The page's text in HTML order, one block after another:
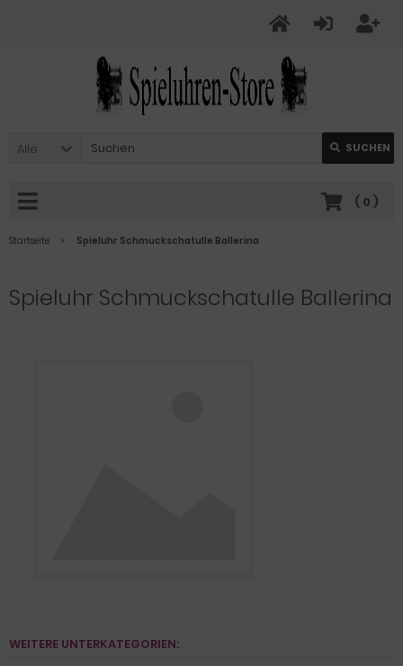
Alle SUCHEN
( 0 )
Startseite Spieluhr Schmuckschatulle Ballerina
Spieluhr Schmuckschatulle Ballerina
WEITERE UNTERKATEGORIEN: